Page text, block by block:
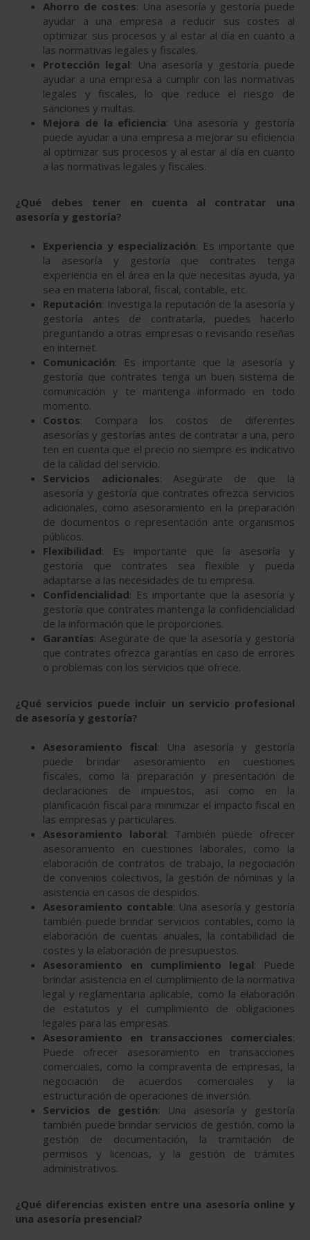
Ahorro de costes: Una asesoría y gestoría puede
ayudar a una empresa a reducir sus costes al
optimizar sus procesos y al estar al día en cuanto a
las normativas legales y fiscales.
Protección legal: Una asesoría y gestoría puede
ayudar a una empresa a cumplir con las normativas
legales y fiscales, lo que reduce el riesgo de
sanciones y multas.
Mejora de la eficiencia: Una asesoría y gestoría
puede ayudar a una empresa a mejorar su eficiencia
al optimizar sus procesos y al estar al día en cuanto
a las normativas legales y fiscales.
¿Qué debes tener en cuenta al contratar una
asesoría y gestoría?
Experiencia y especialización: Es importante que
la asesoría y gestoría que contrates tenga
experiencia en el área en la que necesitas ayuda, ya
sea en materia laboral, fiscal, contable, etc.
Reputación: Investiga la reputación de la asesoría y
gestoría antes de contratarla, puedes hacerlo
preguntando a otras empresas o revisando reseñas
en internet.
Comunicación: Es importante que la asesoría y
gestoría que contrates tenga un buen sistema de
comunicación y te mantenga informado en todo
momento.
Costos: Compara los costos de diferentes
asesorías y gestorías antes de contratar a una, pero
ten en cuenta que el precio no siempre es indicativo
de la calidad del servicio.
Servicios adicionales: Asegúrate de que la
asesoría y gestoría que contrates ofrezca servicios
adicionales, como asesoramiento en la preparación
de documentos o representación ante organismos
públicos.
Flexibilidad: Es importante que la asesoría y
gestoría que contrates sea flexible y pueda
adaptarse a las necesidades de tu empresa.
Confidencialidad: Es importante que la asesoría y
gestoría que contrates mantenga la confidencialidad
de la información que le proporciones.
Garantías: Asegúrate de que la asesoría y gestoría
que contrates ofrezca garantías en caso de errores
o problemas con los servicios que ofrece.
¿Qué servicios puede incluir un servicio profesional
de asesoría y gestoría?
Asesoramiento fiscal: Una asesoría y gestoría
puede brindar asesoramiento en cuestiones
fiscales, como la preparación y presentación de
declaraciones de impuestos, así como en la
planificación fiscal para minimizar el impacto fiscal en
las empresas y particulares.
Asesoramiento laboral: También puede ofrecer
asesoramiento en cuestiones laborales, como la
elaboración de contratos de trabajo, la negociación
de convenios colectivos, la gestión de nóminas y la
asistencia en casos de despidos.
Asesoramiento contable: Una asesoría y gestoría
también puede brindar servicios contables, como la
elaboración de cuentas anuales, la contabilidad de
costes y la elaboración de presupuestos.
Asesoramiento en cumplimiento legal: Puede
brindar asistencia en el cumplimiento de la normativa
legal y reglamentaria aplicable, como la elaboración
de estatutos y el cumplimiento de obligaciones
legales para las empresas.
Asesoramiento en transacciones comerciales:
Puede ofrecer asesoramiento en transacciones
comerciales, como la compraventa de empresas, la
negociación de acuerdos comerciales y la
estructuración de operaciones de inversión.
Servicios de gestión: Una asesoría y gestoría
también puede brindar servicios de gestión, como la
gestión de documentación, la tramitación de
permisos y licencias, y la gestión de trámites
administrativos.
¿Qué diferencias existen entre una asesoría online y
una asesoría presencial?